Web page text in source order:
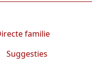
familie
Suggesties